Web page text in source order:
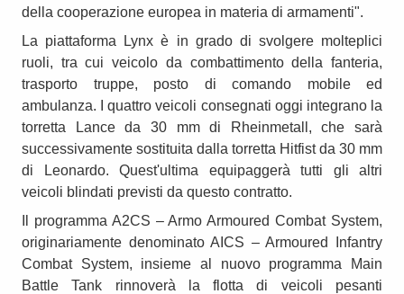
della cooperazione europea in materia di armamenti".
La piattaforma Lynx è in grado di svolgere molteplici
ruoli, tra cui veicolo da combattimento della fanteria,
trasporto truppe, posto di comando mobile ed
ambulanza. I quattro veicoli consegnati oggi integrano la
torretta Lance da 30 mm di Rheinmetall, che sarà
successivamente sostituita dalla torretta Hitfist da 30 mm
di Leonardo. Quest'ultima equipaggerà tutti gli altri
veicoli blindati previsti da questo contratto.
Il programma A2CS – Armo Armoured Combat System,
originariamente denominato AICS – Armoured Infantry
Combat System, insieme al nuovo programma Main
Battle Tank rinnoverà la flotta di veicoli pesanti